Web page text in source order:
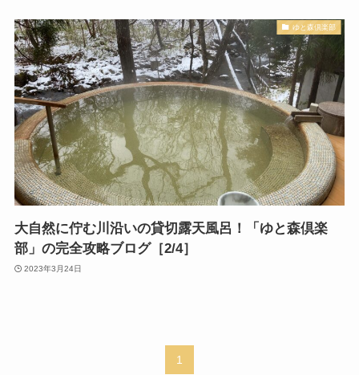
ゆと森倶楽部
大自然に佇む川沿いの貸切露天風呂！「ゆと森倶楽
部」の完全攻略ブログ［2/4］
2023年3月24日
1